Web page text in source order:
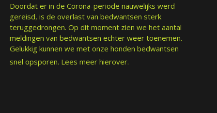
Doordat er in de Corona-periode nauwelijks werd
gereisd, is de overlast van bedwantsen sterk
teruggedrongen. Op dit moment zien we het aantal
meldingen van bedwantsen echter weer toenemen.
Gelukkig kunnen we met onze honden bedwantsen
snel opsporen. Lees meer hierover.